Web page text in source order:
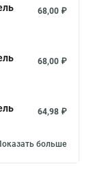
68,00 ₽
68,00 ₽
64,98 ₽
больше